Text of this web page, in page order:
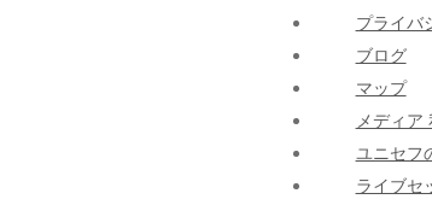
プライバ
ブログ
マップ
メディア
ユニセフ
ライブセ